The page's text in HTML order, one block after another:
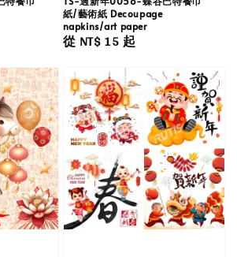
紙/藝術紙 Decoupage
napkins/art paper
Regular
從 NT$ 15起